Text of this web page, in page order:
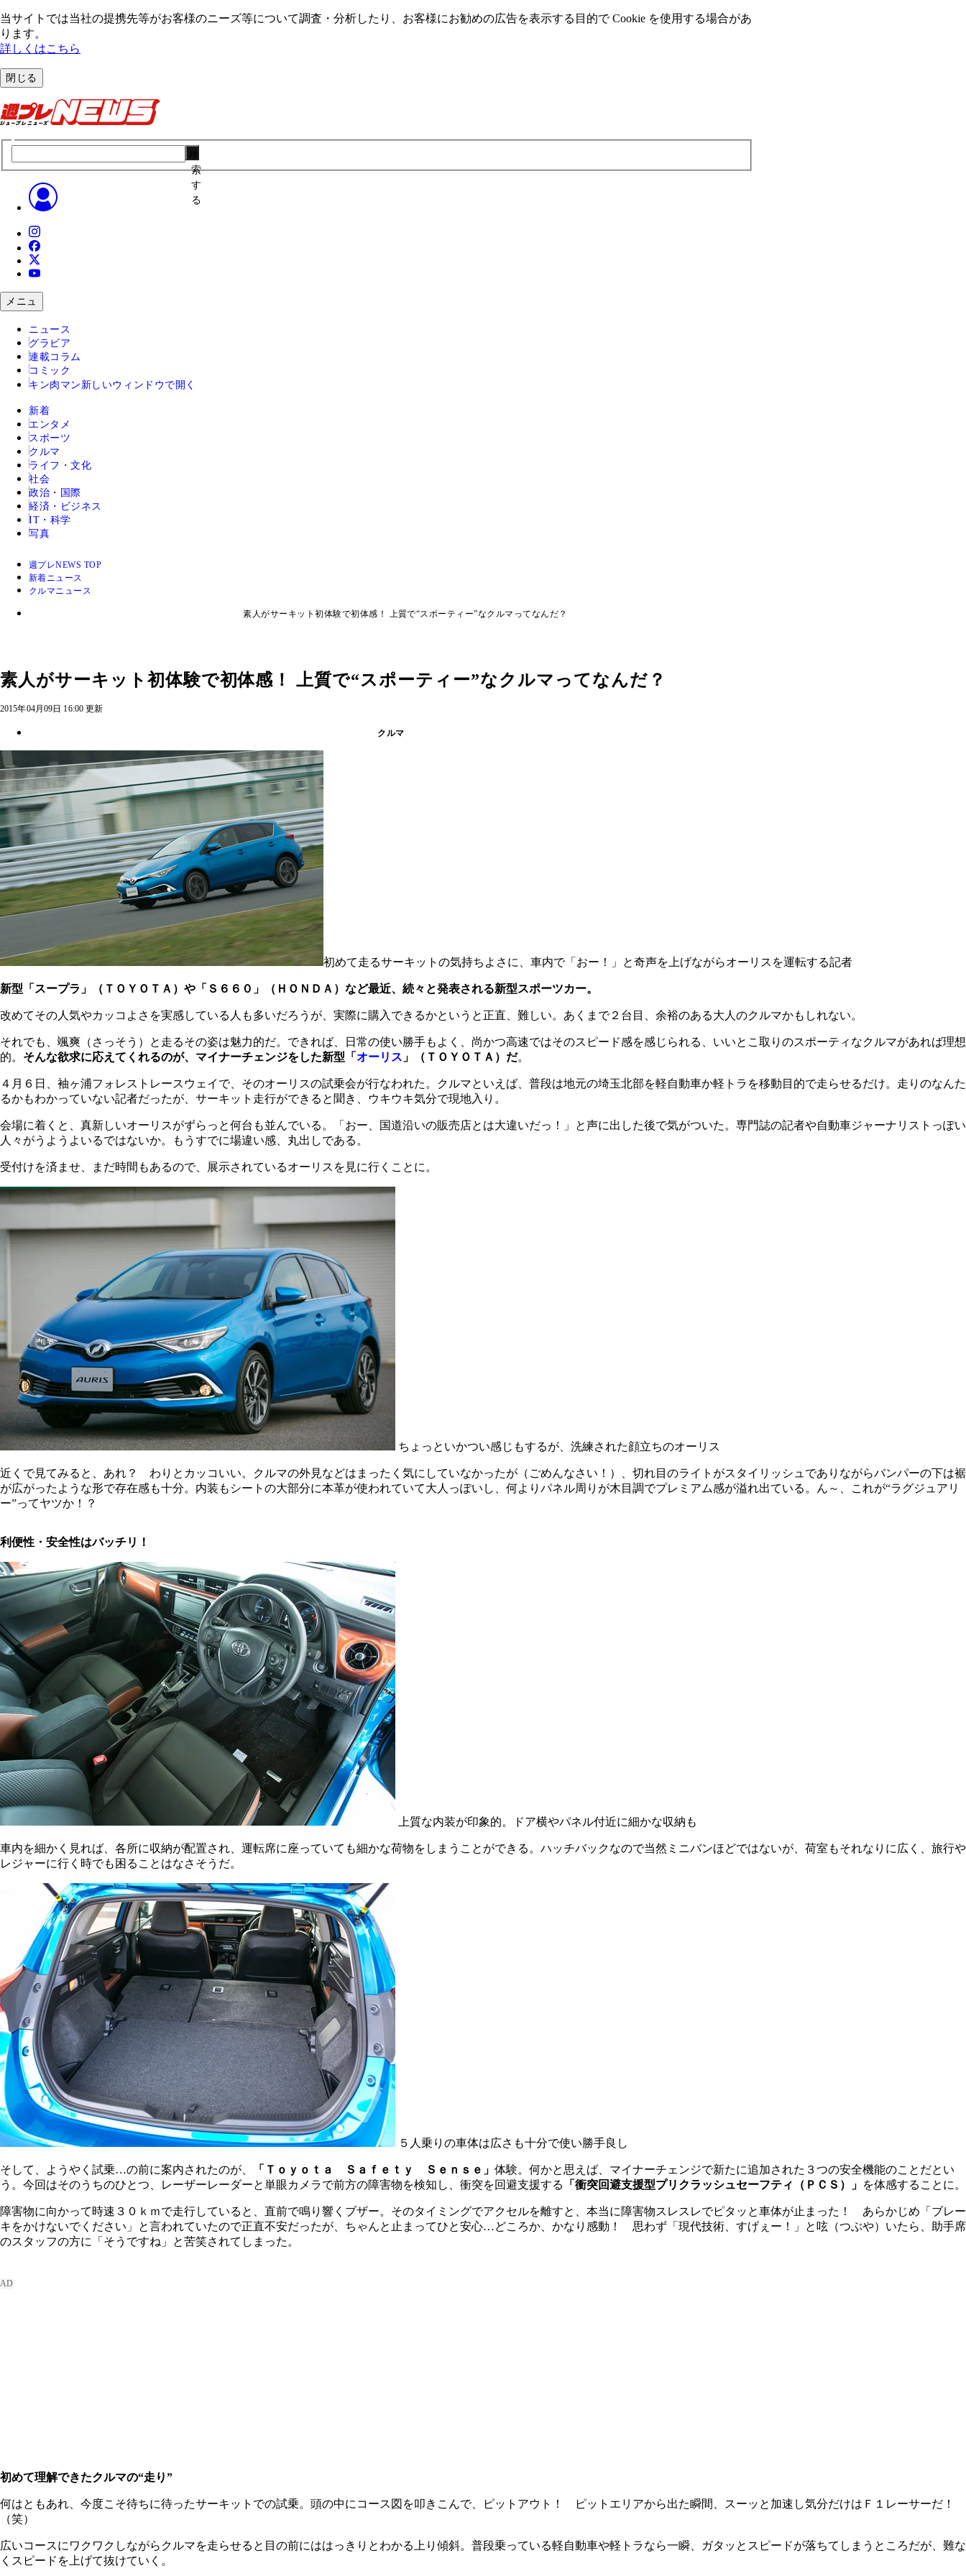
当サイトでは当社の提携先等がお客様のニーズ等について調査・分析したり、お客様にお勧めの広告を表⽰する⽬的で Cookie を使⽤する場合があ
ります。
詳しくはこちら
閉じる
索
す
る
メニュ
ニュース
グラビア
連載コラム
コミック
キン肉マン 新しいウィンドウで開く
新着
エンタメ
スポーツ
クルマ
ライフ・文化
社会
政治・国際
経済・ビジネス
IT・科学
写真
週プレNEWS TOP
新着ニュース
クルマニュース
素人がサーキット初体験で初体感！ 上質で“スポーティー”なクルマってなんだ？
素人がサーキット初体験で初体感！ 上質で“スポーティー”なクルマってなんだ？
2015年04月09日 16:00 更新
クルマ
初めて走るサーキットの気持ちよさに、車内で「おー！」と奇声を上げながらオーリスを運転する記者
新型「スープラ」（ＴＯＹＯＴＡ）や「Ｓ６６０」（ＨＯＮＤＡ）など最近、続々と発表される新型スポーツカー。
改めてその人気やカッコよさを実感している人も多いだろうが、実際に購入できるかというと正直、難しい。あくまで２台目、余裕のある大人のクルマかもしれない。
それでも、颯爽（さっそう）と走るその姿は魅力的だ。できれば、日常の使い勝手もよく、尚かつ高速ではそのスピード感を感じられる、いいとこ取りのスポーティなクルマがあれば理想
的。 そんな欲求に応えてくれるのが、マイナーチェンジをした新型「 オーリス 」（ＴＯＹＯＴＡ）だ。
４月６日、袖ヶ浦フォレストレースウェイで、そのオーリスの試乗会が行なわれた。クルマといえば、普段は地元の埼玉北部を軽自動車か軽トラを移動目的で走らせるだけ。走りのなんた
るかもわかっていない記者だったが、サーキット走行ができると聞き、ウキウキ気分で現地入り。
会場に着くと、真新しいオーリスがずらっと何台も並んでいる。「おー、国道沿いの販売店とは大違いだっ！」と声に出した後で気がついた。専門誌の記者や自動車ジャーナリストっぽい
人々がうようよいるではないか。もうすでに場違い感、丸出しである。
受付けを済ませ、まだ時間もあるので、展示されているオーリスを見に行くことに。
ちょっといかつい感じもするが、洗練された顔立ちのオーリス
近くで見てみると、あれ？ わりとカッコいい。クルマの外見などはまったく気にしていなかったが（ごめんなさい！）、切れ目のライトがスタイリッシュでありながらバンパーの下は裾
が広がったような形で存在感も十分。内装もシートの大部分に本革が使われていて大人っぽいし、何よりパネル周りが木目調でプレミアム感が溢れ出ている。ん～、これが“ラグジュアリ
ー”ってヤツか！？
利便性・安全性はバッチリ！
上質な内装が印象的。ドア横やパネル付近に細かな収納も
車内を細かく見れば、各所に収納が配置され、運転席に座っていても細かな荷物をしまうことができる。ハッチバックなので当然ミニバンほどではないが、荷室もそれなりに広く、旅行や
レジャーに行く時でも困ることはなさそうだ。
５人乗りの車体は広さも十分で使い勝手良し
そして、ようやく試乗…の前に案内されたのが、 「Ｔｏｙｏｔａ Ｓａｆｅｔｙ Ｓｅｎｓｅ」 体験。何かと思えば、マイナーチェンジで新たに追加された３つの安全機能のことだとい
う。今回はそのうちのひとつ、レーザーレーダーと単眼カメラで前方の障害物を検知し、衝突を回避支援する
「衝突回避支援型プリクラッシュセーフティ（ＰＣＳ）」 を体感することに。
障害物に向かって時速３０ｋｍで走行していると、直前で鳴り響くブザー。そのタイミングでアクセルを離すと、本当に障害物スレスレでピタッと車体が止まった！ あらかじめ「ブレー
キをかけないでください」と言われていたので正直不安だったが、ちゃんと止まってひと安心…どころか、かなり感動！ 思わず「現代技術、すげぇー！」と呟（つぶや）いたら、助手席
のスタッフの方に「そうですね」と苦笑されてしまった。
初めて理解できたクルマの“走り”
何はともあれ、今度こそ待ちに待ったサーキットでの試乗。頭の中にコース図を叩きこんで、ピットアウト！ ピットエリアから出た瞬間、スーッと加速し気分だけはＦ１レーサーだ！
（笑）
広いコースにワクワクしながらクルマを走らせると目の前にははっきりとわかる上り傾斜。普段乗っている軽自動車や軽トラなら一瞬、ガタッとスピードが落ちてしまうところだが、難な
くスピードを上げて抜けていく。